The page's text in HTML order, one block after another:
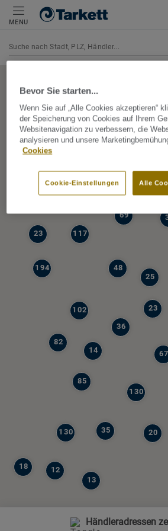
MENU
85
194
77
117
130
39
67
82
36
130
69
23
35
102
23
48
14
12
13
20
25
18
Händleradressen
Bevor Sie starten...
Wenn Sie auf „Alle Cookies akzeptieren“
der Speicherung von Cookies auf Ihrem
Websitenavigation zu verbessern, die
analysieren und unsere
Cookies
Alle
Cookie-Einstellungen